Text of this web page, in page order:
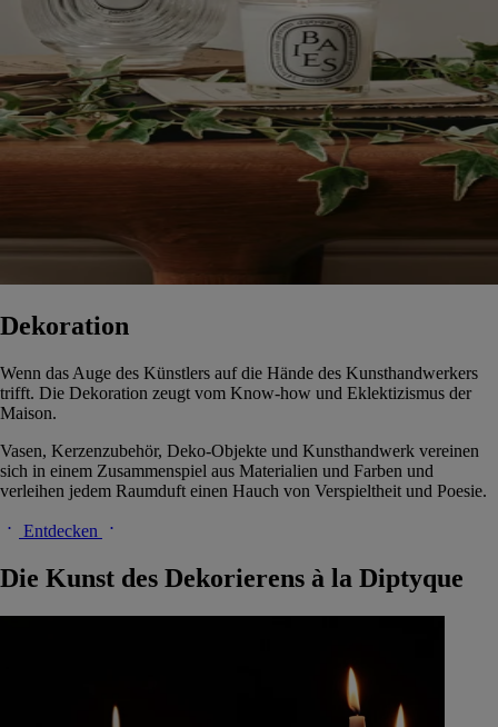
Dekoration
Wenn das Auge des Künstlers auf die Hände des Kunsthandwerkers
trifft. Die Dekoration zeugt vom Know-how und Eklektizismus der
Maison.
Vasen, Kerzenzubehör, Deko-Objekte und Kunsthandwerk vereinen
sich in einem Zusammenspiel aus Materialien und Farben und
verleihen jedem Raumduft einen Hauch von Verspieltheit und Poesie.
Entdecken
Die Kunst des Dekorierens à la Diptyque